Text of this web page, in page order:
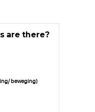
are there?
beweging)